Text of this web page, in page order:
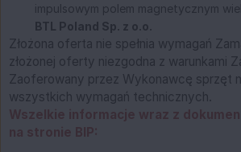
impulsowym polem magnetycznym
BTL Poland Sp. z o.o.
Złożona oferta nie spełnia wymagań
złożonej oferty niezgodna z warunkami
Zaoferowany przez Wykonawcę sprzęt
wszystkich wymagań technicznych.